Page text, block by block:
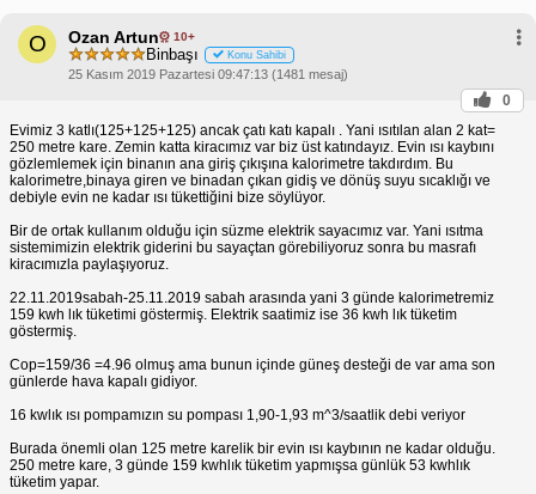
O Ozan Artun 10+
Binbaşı Konu Sahibi
25 Kasım 2019 Pazartesi 09:47:13 (1481 mesaj)
0
Evimiz 3 katlı(125+125+125) ancak çatı katı kapalı . Yani ısıtılan alan 2 kat=
250 metre kare. Zemin katta kiracımız var biz üst katındayız. Evin ısı kaybını
gözlemlemek için binanın ana giriş çıkışına kalorimetre takdırdım. Bu
kalorimetre,binaya giren ve binadan çıkan gidiş ve dönüş suyu sıcaklığı ve
debiyle evin ne kadar ısı tükettiğini bize söylüyor.
Bir de ortak kullanım olduğu için süzme elektrik sayacımız var. Yani ısıtma
sistemimizin elektrik giderini bu sayaçtan görebiliyoruz sonra bu masrafı
kiracımızla paylaşıyoruz.
22.11.2019sabah-25.11.2019 sabah arasında yani 3 günde kalorimetremiz
159 kwh lık tüketimi göstermiş. Elektrik saatimiz ise 36 kwh lık tüketim
göstermiş.
Cop=159/36 =4.96 olmuş ama bunun içinde güneş desteği de var ama son
günlerde hava kapalı gidiyor.
16 kwlık ısı pompamızın su pompası 1,90-1,93 m^3/saatlik debi veriyor
Burada önemli olan 125 metre karelik bir evin ısı kaybının ne kadar olduğu.
250 metre kare, 3 günde 159 kwhlık tüketim yapmışsa günlük 53 kwhlık
tüketim yapar.